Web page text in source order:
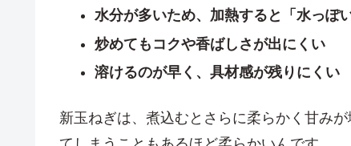
水分が多いため、加熱すると「水っぽ
炒めてもコクや香ばしさが出にくい
溶けるのが早く、具材感が残りにくい
新玉ねぎは、煮込むとさらに柔らかく甘み